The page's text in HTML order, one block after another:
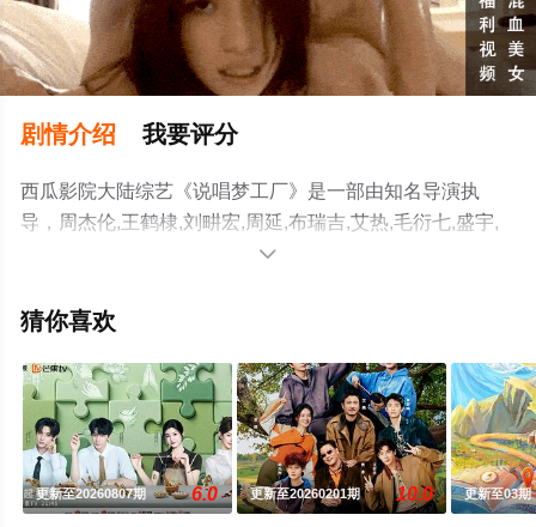
剧情介绍 我要评分
西瓜影院大陆综艺《说唱梦工厂》是一部由知名导演执
导，周杰伦,王鹤棣,刘畊宏,周延,布瑞吉,艾热,毛衍七,盛宇,
孙旸,欧阳靖,王琳凯等明星精彩演绎的中国大陆综艺，手机
相关信息可移步至豆瓣综艺、电视猫或剧情网等平台了
。

猜你喜欢
更新至20260807期 6.0 更新至20260201期 10.0 更新至03期